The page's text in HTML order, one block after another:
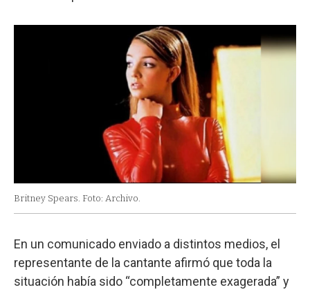
Britney Spears. Foto: Archivo.
En un comunicado enviado a distintos medios, el
representante de la cantante afirmó que toda la
situación había sido “completamente exagerada” y